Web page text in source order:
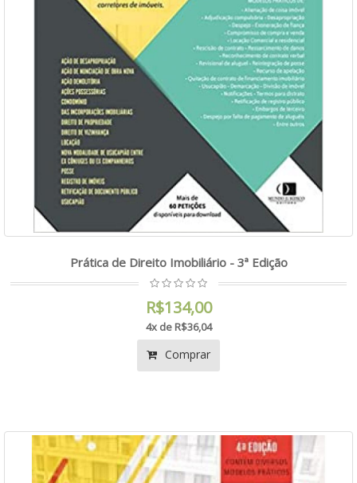
Prática de Direito Imobiliário - 3ª Edição
R$134,00
4x de R$36,04
Comprar